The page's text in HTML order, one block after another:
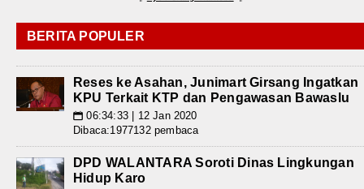
BERITA POPULER
Reses ke Asahan, Junimart Girsang Ingatkan
KPU Terkait KTP dan Pengawasan Bawaslu
📅 06:34:33 | 12 Jan 2020
Dibaca:1977132 pembaca
DPD WALANTARA Soroti Dinas Lingkungan
Hidup Karo